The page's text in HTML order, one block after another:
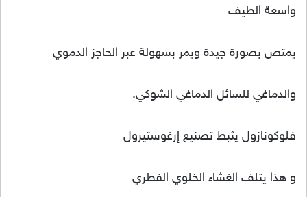
واسعة الطيف
يمتص بصورة جيدة ويمر بسهولة عبر الحاجز الدموي
والدماغي للسائل الدماغي الشوكي.
فلوكونازول يثبط تصنيع إرغوستيرول
و هذا يتلف الغشاء الخلوي الفطري